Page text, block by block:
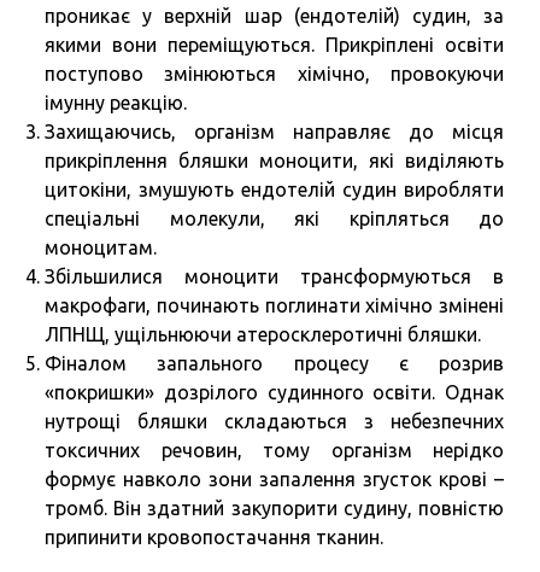
проникає у верхній шар (ендотелій) судин, за
якими вони переміщуються. Прикріплені освіти
поступово змінюються хімічно, провокуючи
імунну реакцію.
Захищаючись, організм направляє до місця
прикріплення бляшки моноцити, які виділяють
цитокіни, змушують ендотелій судин виробляти
спеціальні молекули, які кріпляться до
моноцитам.
Збільшилися моноцити трансформуються в
макрофаги, починають поглинати хімічно змінені
ЛПНЩ, ущільнюючи атеросклеротичні бляшки.
Фіналом запального процесу є розрив
«покришки» дозрілого судинного освіти. Однак
нутрощі бляшки складаються з небезпечних
токсичних речовин, тому організм нерідко
формує навколо зони запалення згусток крові –
тромб. Він здатний закупорити судину, повністю
припинити кровопостачання тканин.